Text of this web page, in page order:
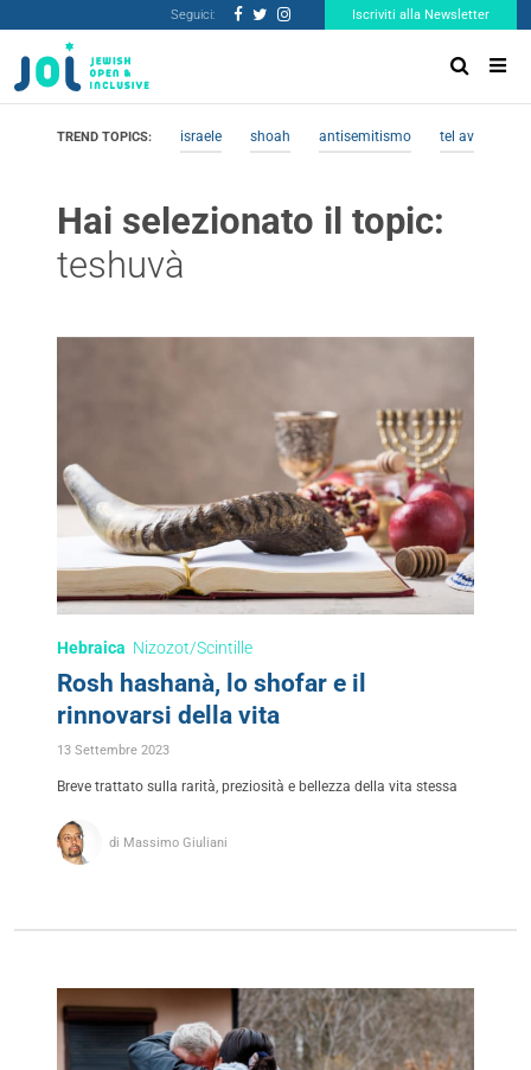
Seguici: Iscriviti alla Newsletter
TREND TOPICS: israele shoah antisemitismo tel aviv
Hai selezionato il topic:
teshuvà
Hebraica Nizozot/Scintille
Rosh hashanà, lo shofar e il
rinnovarsi della vita
13 Settembre 2023
Breve trattato sulla rarità, preziosità e bellezza della vita stessa
di Massimo Giuliani